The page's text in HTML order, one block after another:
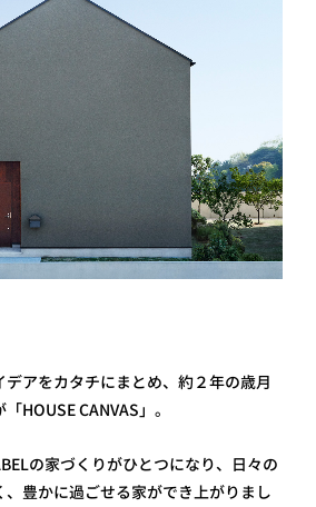
アをカタチにまとめ、約２年の歳月
HOUSE CANVAS」。
の家づくりがひとつになり、日々の
豊かに過ごせる家ができ上がりまし